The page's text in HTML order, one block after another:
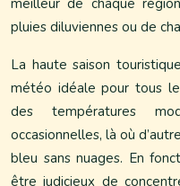
meilleur de chaque
pluies diluviennes ou de
La haute saison
météo idéale pour tous
des températures
occasionnelles, là où
bleu sans nuages. En
être judicieux de